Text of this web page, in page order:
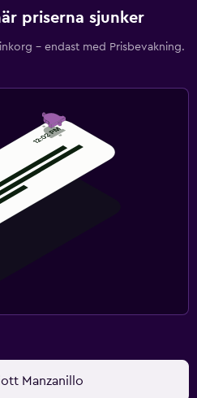
priserna sjunker
– endast med Prisbevakning.
Manzanillo